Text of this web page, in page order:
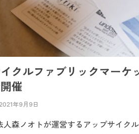
イクルファブリックマー
催
年9月9日
人森ノオトが運営するアップサイク